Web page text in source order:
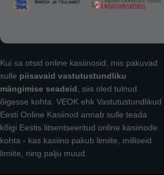
Kui sa otsid online kasiinosid, mis pakuvad
sulle piisavaid vastutustundliku
mängimise seadeid, siis oled tulnud
õigesse kohta. VEOK ehk Vastutustundlikud
Eesti Online Kasiinod annab sulle teada
kõigi Eestis litsentseeritud online kasiinode
kohta - kas kasiino pakub limiite, milliseid
limiite, ning palju muud.